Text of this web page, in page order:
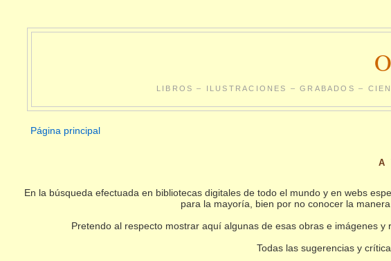
LIBROS – ILUSTRACIONES – GRABADOS –
Página principal
A
En la búsqueda efectuada en bibliotecas digitales de todo el mundo y en webs
para la mayoría, bien por no conocer la
Pretendo al respecto mostrar aquí algunas de esas obras e imágenes
Todas las sugerencias y